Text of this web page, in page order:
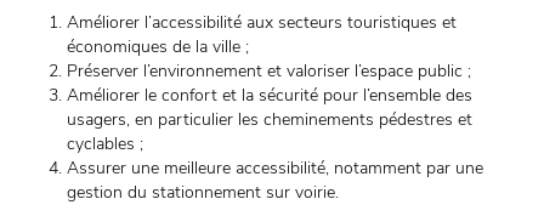
Améliorer l’accessibilité aux secteurs touristiques et
économiques de la ville ;
Préserver l’environnement et valoriser l’espace public ;
Améliorer le confort et la sécurité pour l’ensemble des
usagers, en particulier les cheminements pédestres et
cyclables ;
Assurer une meilleure accessibilité, notamment par une
gestion du stationnement sur voirie.